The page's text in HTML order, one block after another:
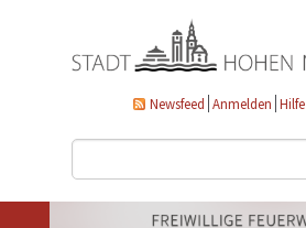
Newsfeed Anmelden Hilfe